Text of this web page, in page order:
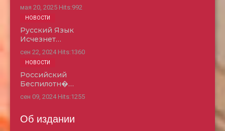
мая 20, 2025 Hits:992
Русский Язык
Исчезнет…
сен 22, 2024 Hits:1360
НОВОСТИ
Российский
Беспилотн�…
сен 09, 2024 Hits:1255
НОВОСТИ
Об издании